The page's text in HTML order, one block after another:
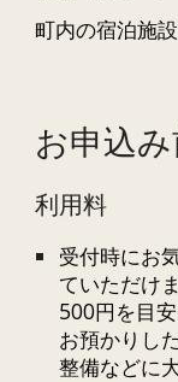
町内の宿泊施
お申込
利用料
受付時にお
ていただけ
500円を目
お預かりし
整備などに